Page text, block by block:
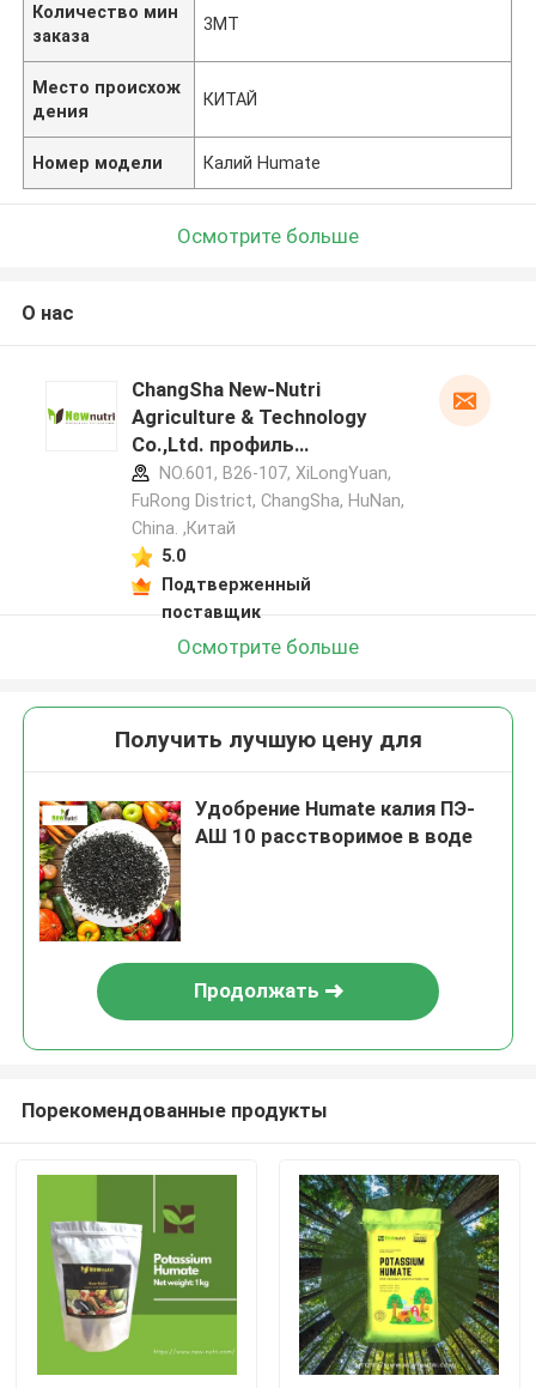
Количество мин
заказа
3МТ
Место происхож
дения
КИТАЙ
Номер модели Калий Humate
Осмотрите больше
О нас
ChangSha New-Nutri
Agriculture & Technology
Co.,Ltd. профиль
производителя
NO.601, B26-107, XiLongYuan,
FuRong District, ChangSha, HuNan,
China. ,Китай
5.0
Подтверженный
поставщик
Осмотрите больше
Получить лучшую цену для
Удобрение Humate калия ПЭ-
АШ 10 расстворимое в воде
Продолжать
Порекомендованные продукты